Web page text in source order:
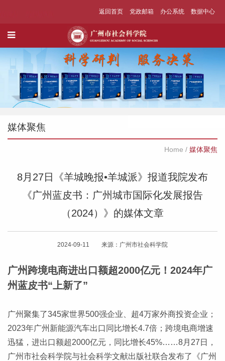
返回首页 党政邮箱 办公系统 数据中心
媒体聚焦
Home / 媒体聚焦
8月27日《羊城晚报•羊城派》报道我院发布
《广州蓝皮书：广州城市国际化发展报告
（2024）》的媒体文章
2024-09-11 来源：广州市社会科学院
广州跨境电商进出口额超2000亿元！2024年广
州蓝皮书“上新了”
广州聚集了345家世界500强企业、超4万家外商投资企业；
2023年广州新能源汽车出口同比增长4.7倍；跨境电商增速
迅猛，进出口额超2000亿元，同比增长45%……8月27日，
广州市社会科学院与社会科学文献出版社联合发布了《广州